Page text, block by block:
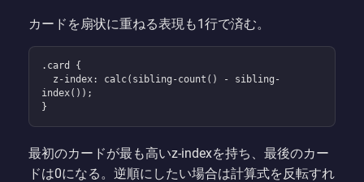
カードを扇状に重ねる表現も1行で済む。
.card {
index());
}
最初のカードが最も高いz-indexを持ち、最後のカー
ドは0になる。逆順にしたい場合は計算式を反転すれ